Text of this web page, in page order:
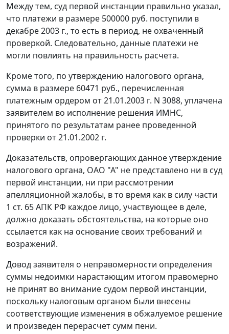
Между тем, суд первой инстанции правильно указал,
что платежи в размере 500000 руб. поступили в
декабре 2003 г., то есть в период, не охваченный
проверкой. Следовательно, данные платежи не
могли повлиять на правильность расчета.
Кроме того, по утверждению налогового органа,
сумма в размере 60471 руб., перечисленная
платежным ордером от 21.01.2003 г. N 3088, уплачена
заявителем во исполнение решения ИМНС,
принятого по результатам ранее проведенной
проверки от 21.01.2002 г.
Доказательств, опровергающих данное утверждение
налогового органа, ОАО "А" не представлено ни в суд
первой инстанции, ни при рассмотрении
апелляционной жалобы, в то время как в силу части
1 ст. 65АПК РФ каждое лицо, участвующее в деле,
должно доказать обстоятельства, на которые оно
ссылается как на основание своих требований и
возражений.
Довод заявителя о неправомерности определения
суммы недоимки нарастающим итогом правомерно
не принят во внимание судом первой инстанции,
поскольку налоговым органом были внесены
соответствующие изменения в обжалуемое решение
и произведен перерасчет сумм пени.